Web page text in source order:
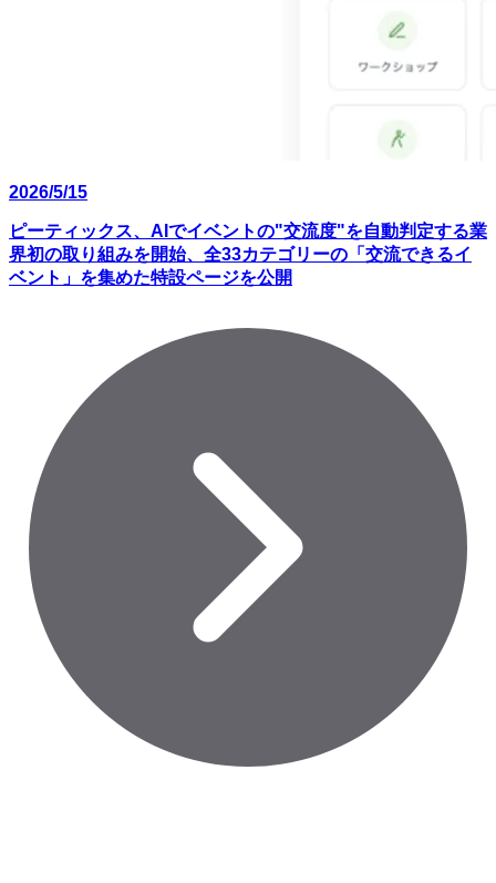
2026/5/15
ピーティックス、AIでイベントの"交流度"を自動判定する業
界初の取り組みを開始、全33カテゴリーの「交流できるイ
ベント」を集めた特設ページを公開